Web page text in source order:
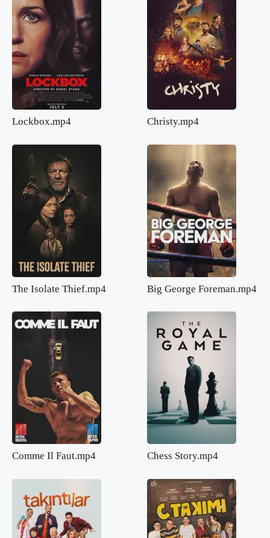
Lockbox.mp4 Christy.mp4
The Isolate Thief.mp4 Big George Foreman.mp4
Comme Il Faut.mp4 Chess Story.mp4